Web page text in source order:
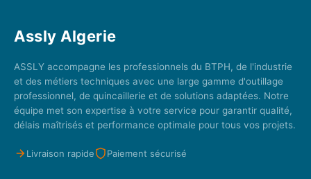
Assly Algerie
ASSLY accompagne les professionnels du BTPH, de l'industrie
et des métiers techniques avec une large gamme d'outillage
professionnel, de quincaillerie et de solutions adaptées. Notre
équipe met son expertise à votre service pour garantir qualité,
délais maîtrisés et performance optimale pour tous vos projets.
Livraison rapide Paiement sécurisé